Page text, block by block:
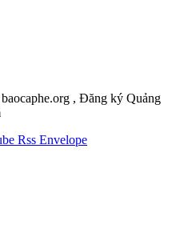
, Đăng ký Quảng
Rss Envelope